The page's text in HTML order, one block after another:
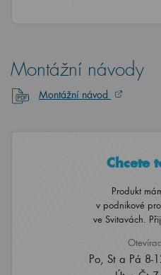
Montážní návody
Montážní návod
Chcete
Produkt
v podnikové
ve Svitavách.
Po, St a Pá 8-